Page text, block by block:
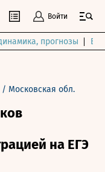
Войти
прогнозы
/ Московская обл.
на ЕГЭ